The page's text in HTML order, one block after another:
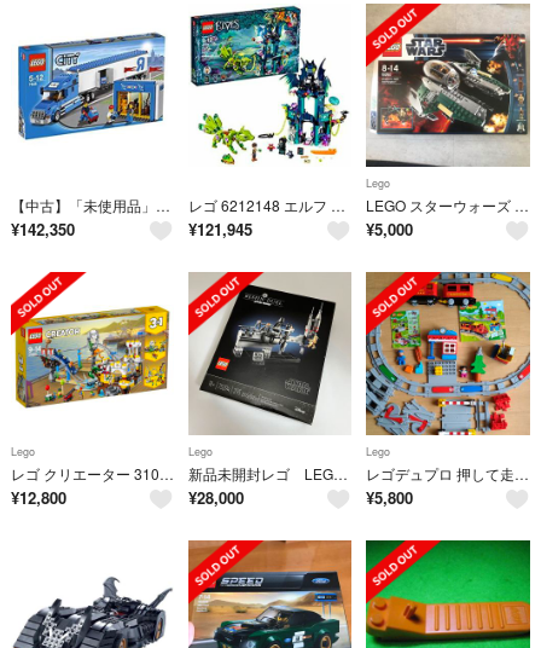
【中古】「未使用品」Lego City Toys R Us Truck 7848
¥142,350
レゴ 6212148 エルフ ノクチュラの塔とアースフォックスの救出 41194 組み立てキット
¥121,945
Lego
LEGO スターウォーズ STAR WARS 9494
¥5,000
Lego
レゴ クリエーター 31084 ローラーコースター
¥12,800
Lego
新品未開封レゴ LEGO star wars 75294 ベスピンの決戦
¥28,000
Lego
レゴデュプロ 押して走る機関車10874と踏切セット10882
¥5,800